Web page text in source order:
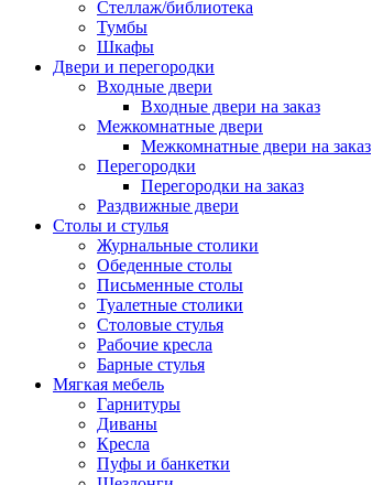
Стеллаж/библиотека
Тумбы
Шкафы
Двери и перегородки
Входные двери
Входные двери на заказ
Межкомнатные двери
Межкомнатные двери на заказ
Перегородки
Перегородки на заказ
Раздвижные двери
Столы и стулья
Журнальные столики
Обеденные столы
Письменные столы
Туалетные столики
Столовые стулья
Рабочие кресла
Барные стулья
Мягкая мебель
Гарнитуры
Диваны
Кресла
Пуфы и банкетки